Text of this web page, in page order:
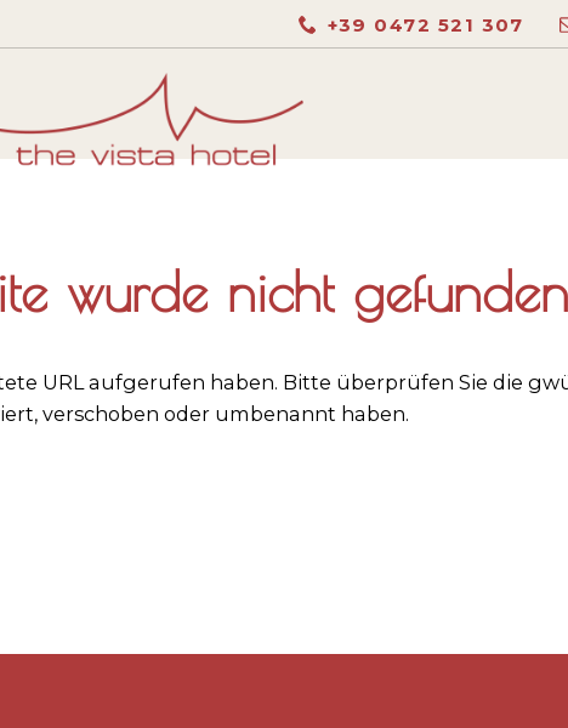
+39 0472 521 307
wurde nicht gefunden
URL aufgerufen haben. Bitte überprüfen Sie die
verschoben oder umbenannt haben.